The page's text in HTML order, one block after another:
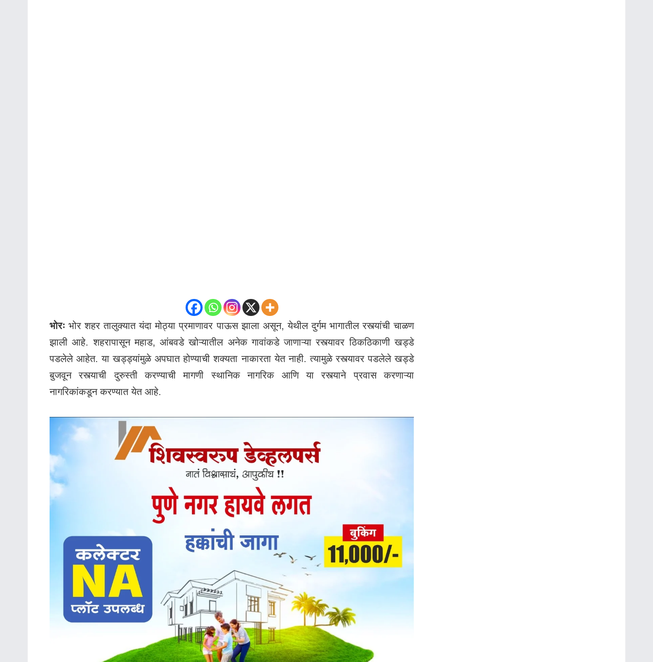
भोरःभोर शहर तालुक्यात यंदा मोठ्या प्रमाणावर पाऊस झाला असून, येथील दुर्गम भागातील रस्त्यांची चाळण
झाली आहे. शहरापासून महाड, आंबवडे खोऱ्यातील अनेक गावांकडे जाणाऱ्या रस्त्यावर ठिकठिकाणी खड्डे
पडलेले आहेत. या खड्ड्यांमुळे अपघात होण्याची शक्यता नाकारता येत नाही. त्यामुळे रस्त्यावर पडलेले खड्डे
बुजवून रस्त्याची दुरुस्ती करण्याची मागणी स्थानिक नागरिक आणि या रस्त्याने प्रवास करणाऱ्या
नागरिकांकडून करण्यात येत आहे.